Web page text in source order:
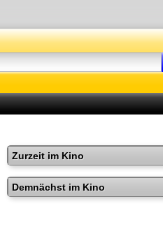
Zurzeit im Kino
Demnächst im Kino